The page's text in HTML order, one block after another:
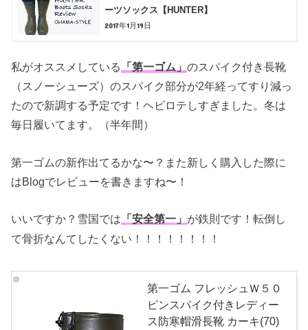
ーツソックス【HUNTER】
2017年1月19日
私がオススメしている 「第一ゴム」のスパイク付き長靴
（スノーシューズ）のスパイク部分が2年経ってすり減っ
たので新調する予定です！ヘビロテしすぎました。冬は
毎日履いてます。（半年間）
第一ゴムの新作出てるかな〜？また新しく購入した際に
はBlogでレビューを書きますね〜！
いいですか？雪国では 「安全第一」 が鉄則です！転倒し
て骨折なんてしたくない！！！！！！！！
第一ゴム フレッシュＷ５０
ピンスパイク付きレディー
ス防寒帽滑長靴 カーキ(70)